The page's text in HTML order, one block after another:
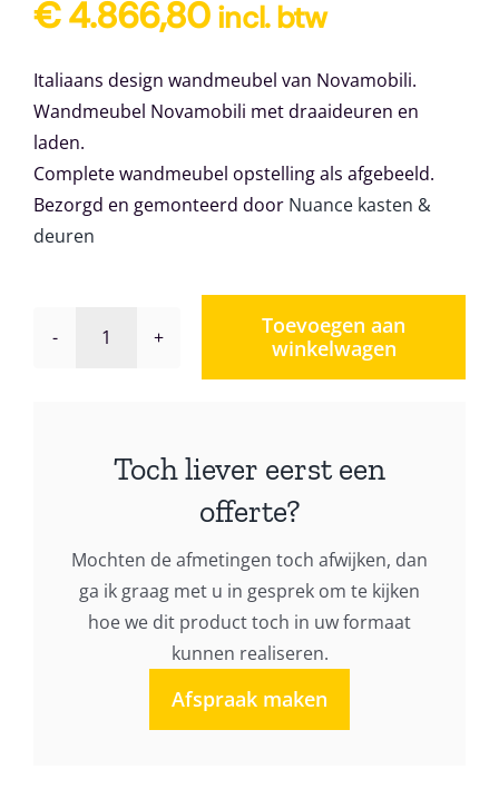
€4.866,80 incl. btw
Italiaans design wandmeubel van Novamobili.
Wandmeubel Novamobili met draaideuren en
laden.
Complete wandmeubel opstelling als afgebeeld.
Bezorgd en gemonteerd door Nuance kasten &
deuren
Wandmeubel
034
Toevoegen aan
winkelwagen
Toch liever eerst een
offerte?
Mochten de afmetingen toch afwijken, dan
ga ik graag met u in gesprek om te kijken
hoe we dit product toch in uw formaat
kunnen realiseren.
Afspraak maken